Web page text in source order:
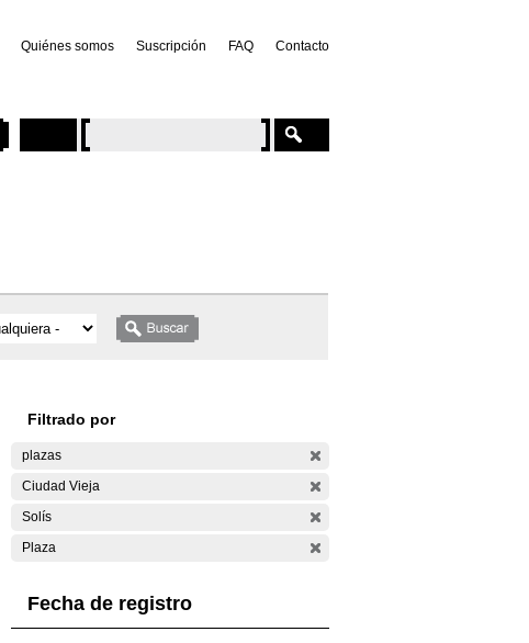
Quiénes somos Suscripción FAQ Contacto
Filtrado por
plazas
Ciudad Vieja
Solís
Plaza
Fecha de registro